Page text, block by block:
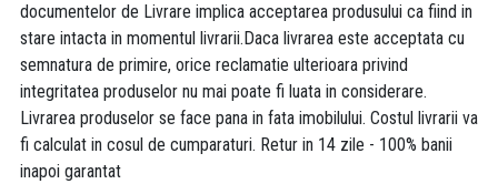
documentelor de Livrare implica acceptarea produsului ca fiind in
stare intacta in momentul livrarii.Daca livrarea este acceptata cu
semnatura de primire, orice reclamatie ulterioara privind
integritatea produselor nu mai poate fi luata in considerare.
Livrarea produselor se face pana in fata imobilului. Costul livrarii va
fi calculat in cosul de cumparaturi. Retur in 14 zile - 100% banii
inapoi garantat